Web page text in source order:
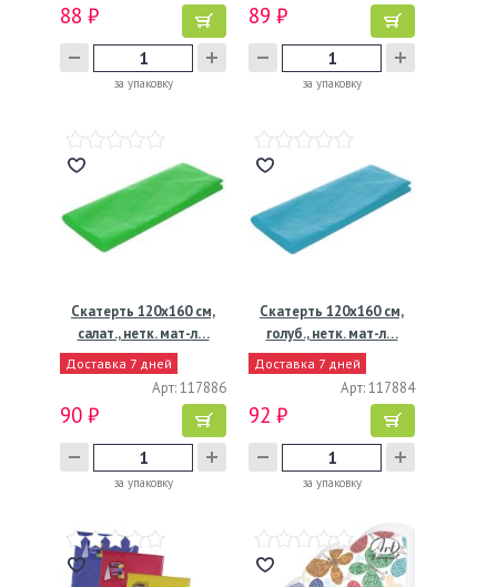
88 ₽
за упаковку
89 ₽
за упаковку
Скатерть 120х160 см,
салат., нетк. мат-л…
Доставка 7 дней
Арт: 117886
90 ₽
за упаковку
Скатерть 120х160 см,
голуб., нетк. мат-л…
Доставка 7 дней
Арт: 117884
92 ₽
за упаковку